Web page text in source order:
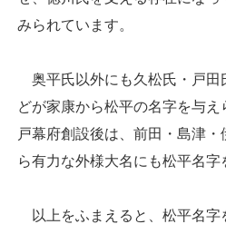
みられています。
奥平氏以外にも久松氏・戸田
どが家康から松平の名字を与
戸幕府創設後は、前田・島津
ら有力な外様大名にも松平名字
以上をふまえると、松平名字